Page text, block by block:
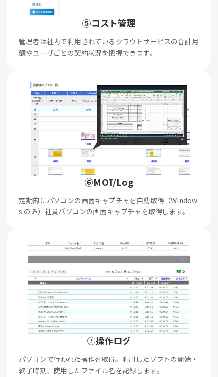
⑤コスト管理
管理者は社内で利用されているクラウドサービスの合計月
額やユーザごとの契約状況を把握できます。
⑥MOT/Log
定期的にパソコンの画面キャプチャを自動取得（Window
s のみ）社員パソコンの画面キャプチャを取得します。
⑦操作ログ
パソコンで行われた操作を取得。利用したソフトの開始・
終了時刻、使用したファイル名を記録します。